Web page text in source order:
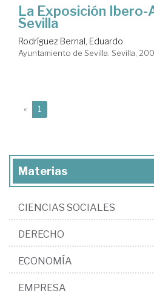
La Exposición Ibero-
Sevilla
Rodríguez Bernal, Eduardo
Ayuntamiento de Sevilla. Sevilla,
« 1
Materias
CIENCIAS SOCIALES
DERECHO
ECONOMÍA
EMPRESA